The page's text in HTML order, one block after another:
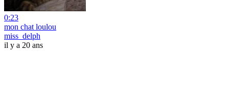
0:23
mon chat loulou
miss_delph
il y a 20 ans